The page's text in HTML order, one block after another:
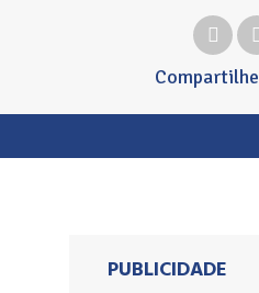
Compartilhe
PUBLICIDADE